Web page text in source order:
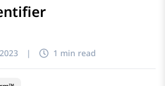
| 1 min read